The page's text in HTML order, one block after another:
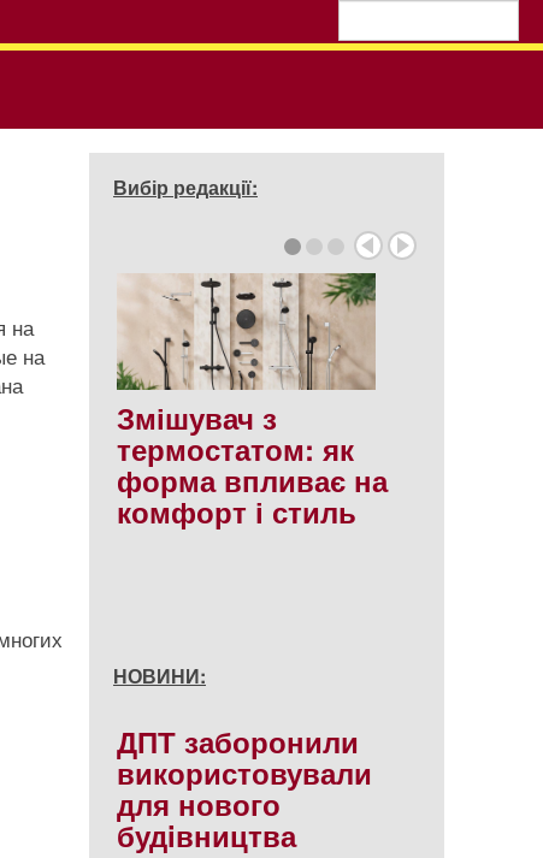
на
на
Вибір редакції:
Змішувач з
термостатом: як
форма впливає на
комфорт і стиль
НОВИНИ:
ДПТ заборонили
використовували
для нового
будiвництва